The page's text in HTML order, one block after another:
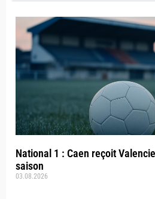
National 1 : Caen reçoit
saison
03.08.2026